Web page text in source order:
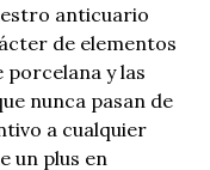
anticuario
de elementos
y las
nunca pasan de
a cualquier
un plus en